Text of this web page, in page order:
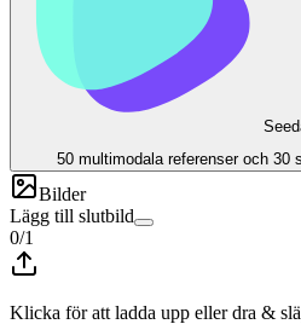
50 multimodala referenser och 30
Bilder
Lägg till slutbild
0/1
Klicka för att ladda upp eller dra &